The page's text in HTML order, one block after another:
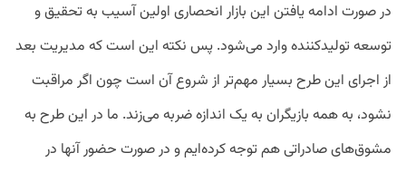
در صورت ادامه یافتن این بازار انحصاری اولین آسیب به تحقیق و
توسعه تولیدکننده وارد می‌شود. پس نکته این است که مدیریت بعد
از اجرای این طرح بسیار مهم‌تر از شروع آن است چون اگر مراقبت
نشود، به همه بازیگران به یک اندازه ضربه می‌زند. ما در این طرح به
مشوق‌های صادراتی هم توجه کرده‌ایم و در صورت حضور آنها در